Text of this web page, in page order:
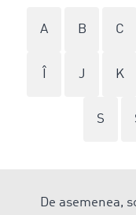
A B C
J K
S
De asemenea,